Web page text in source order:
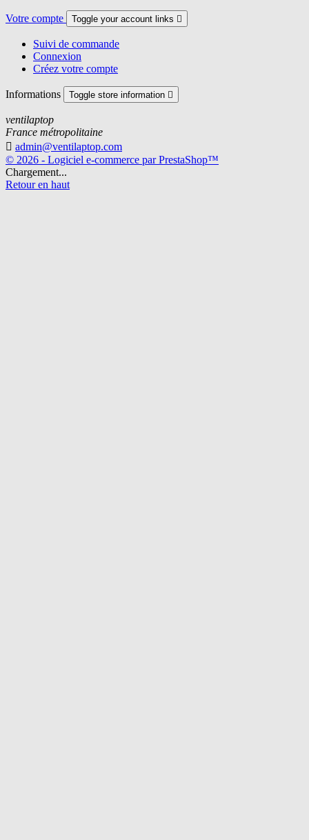
Votre compte Toggle your account links 
Suivi de commande
Connexion
Créez votre compte
Informations Toggle store information 
ventilaptop
France métropolitaine
 admin@ventilaptop.com
© 2026 - Logiciel e-commerce par PrestaShop™
Chargement...
Retour en haut